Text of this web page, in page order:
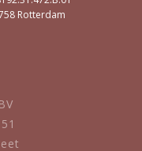
Rotterdam